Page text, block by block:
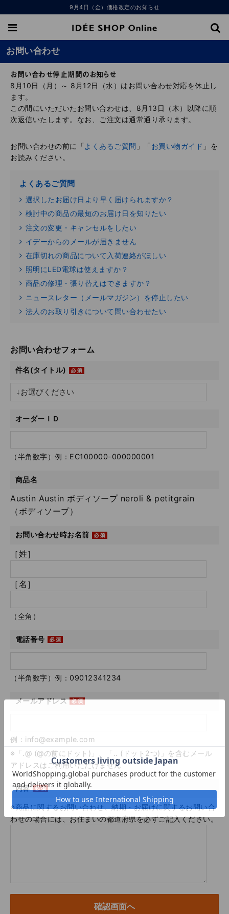
9月4日（金）価格改定のお知らせ
お問い合わせ
お問い合わせ停止期間のお知らせ
8月10日（月）～ 8月12日（水）はお問い合わせ対応を休止し
ます。
この間にいただいたお問い合わせは、8月13日（木）以降に順
次返信いたします。なお、ご注文は通常通り承ります。
お問い合わせの前に「よくあるご質問 」「お買い物ガイド 」を
お読みください。
よくあるご質問
選択したお届け日より早く届けられますか？
検討中の商品の最短のお届け日を知りたい
注文の変更・キャンセルをしたい
イデーからのメールが届きません
在庫切れの商品について入荷連絡がほしい
照明にLED電球は使えますか？
商品の修理・張り替えはできますか？
ニュースレター（メールマガジン）を停止したい
法人のお取り引きについて問い合わせたい
お問い合わせフォーム
件名(タイトル)
オーダーＩＤ
（半角数字）例：EC100000-000000001
商品名
Austin Austin ボディソープ neroli & petitgrain
（ボディソープ）
お問い合わせ時お名前
［姓］
［名］
（全角）
電話番号
（半角数字）例：09012341234
メールアドレス
例：info@example.com
※「.@ (@の前にドット)」、「.. (ドット2つ)」を含むメール
アドレスはご利用いただけません
内容
※商品に関するお問い合わせ、納期・お届けに関するお問い合
わせの場合には、お住まいの都道府県を必ずご記入ください。